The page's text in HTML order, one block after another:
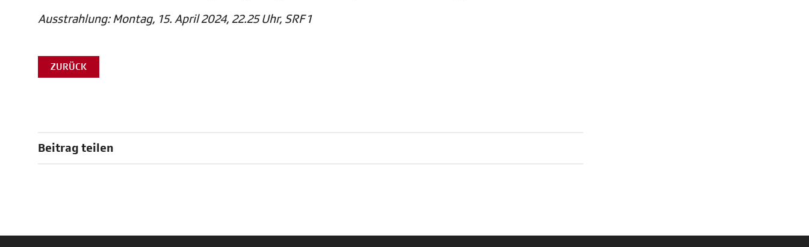
Ausstrahlung: Montag, 15. April 2024, 22.25 Uhr, SRF 1
ZURÜCK
Beitrag teilen